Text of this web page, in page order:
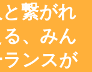
と繋がれ
、みん
ンスが